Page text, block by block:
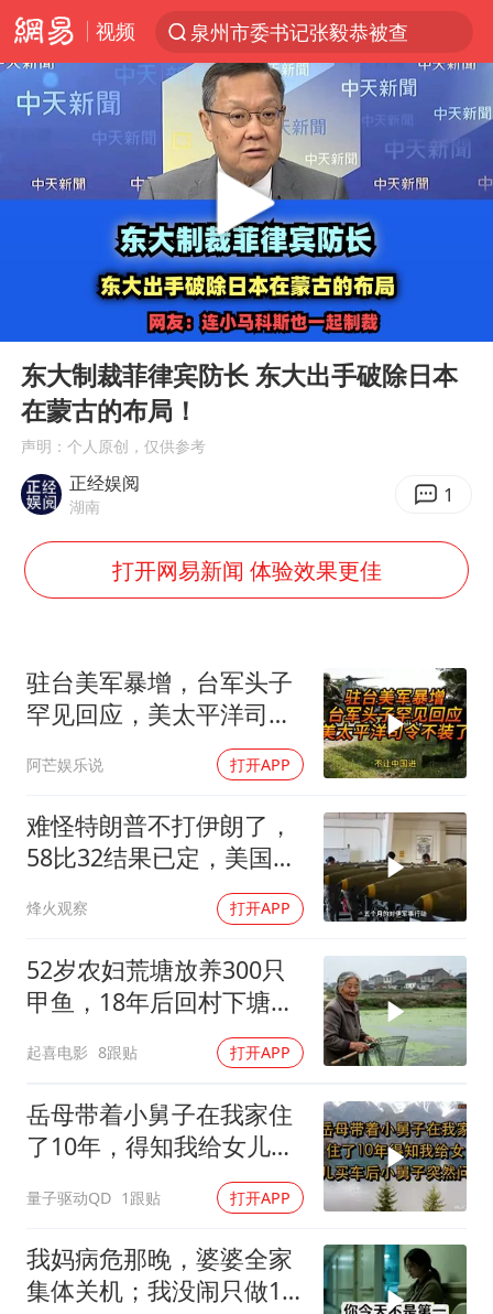
视频
泉州市委书记张毅恭被查
“电影+”如何激发千亿级消费新活力？
上海：台风白海豚或将带来龙卷风
陈垣宇0-3张禹珍 国乒男单全军覆没
秋天的第一杯奶茶到底有多火
四川宜宾高县4.9级地震致1死
美股存储板块集体大跌
胡彦斌韩磊 谁帮谁
我国外贸延续良好增长态势
“新疆阿勒泰八月能滑雪”不实
女儿为争财产堵门阻挠父亲出殡
U17国足点球大战淘汰河床晋级决赛
夯实基础开新局
Play
东大制裁菲律宾防长 东大出手破除日本
在蒙古的布局！
声明：个人原创，仅供参考
正经娱阅
湖南 1
打开网易新闻 体验效果更佳
驻台美军暴增，台军头子
罕见回应，美太平洋司令
阿芒娱乐说 打开APP
难怪特朗普不打伊朗了，
58比32结果已定，美国专
烽火观察 打开APP
52岁农妇荒塘放养300只
甲鱼，18年后回村下塘瞬
起喜电影 8跟贴 打开APP
岳母带着小舅子在我家住
了10年，得知我给女儿买
量子驱动QD 1跟贴 打开APP
我妈病危那晚，婆婆全家
集体关机；我没闹只做1